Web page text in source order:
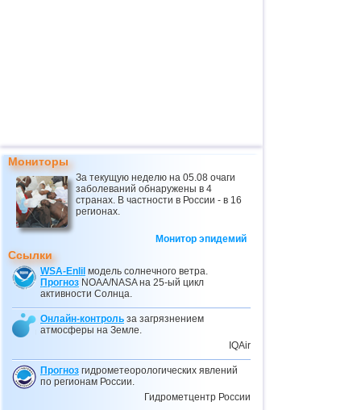
Мониторы
За текущую неделю на 05.08 очаги
заболеваний обнаружены в 4
странах. В частности в России - в 16
регионах.
Монитор эпидемий
Ссылки
WSA-Enlil модель солнечного ветра.
Прогноз NOAA/NASA на 25-ый цикл
активности Солнца.
Онлайн-контроль за загрязнением
атмосферы на Земле.
IQAir
Прогноз гидрометеорологических явлений
по регионам России.
Гидрометцентр России